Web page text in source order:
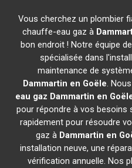
Vous cherchez un plombier
chauffe-eau gaz à
bon endroit ! Notre équipe
spécialisée dans
maintenance de
Dammartin en Goële.
eau gaz Dammartin en
pour répondre à vos besoins
rapidement pour résoudre
gaz à Dammartin en
installation neuve, une
vérification annuelle. Nos